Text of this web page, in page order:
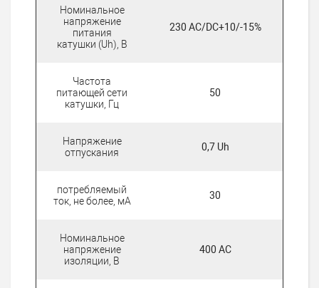
Номинальное
напряжение
питания
катушки (Uh), В
230 AC/DC+10/-15%
Частота
питающей сети
катушки, Гц
50
Напряжение
отпускания
0,7 Uh
потребляемый
ток, не более, мА
30
Номинальное
напряжение
изоляции, В
400 AC